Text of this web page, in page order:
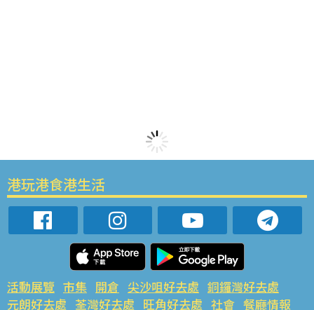
港玩港食港生活
活動展覽 市集 開倉 尖沙咀好去處 銅鑼灣好去處
元朗好去處 荃灣好去處 旺角好去處 社會 餐廳情報